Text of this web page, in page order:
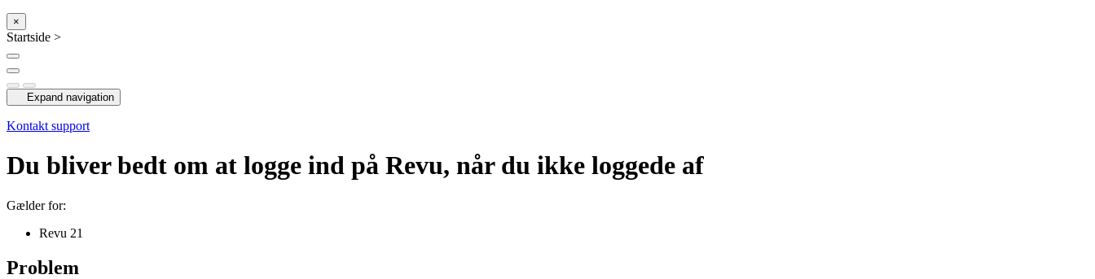
×
Startside >
Expand navigation
Kontakt support
Du bliver bedt om at logge ind på Revu, når du ikke loggede af
Gælder for:
Revu 21
Problem